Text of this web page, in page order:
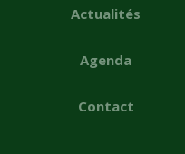
Actualités
Agenda
Contact